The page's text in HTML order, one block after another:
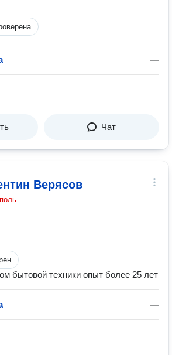
—
Чат
Верясов
бытовой техники опыт более 25 лет
—